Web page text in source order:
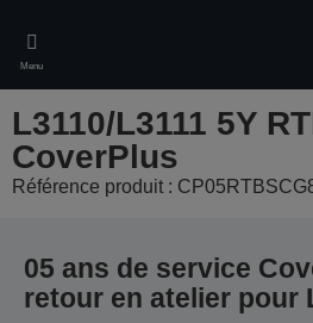
main
content
Menu
L3110/L3111 5Y
CoverPlus
Référence produit :
05 ans de service
retour en atelier pour